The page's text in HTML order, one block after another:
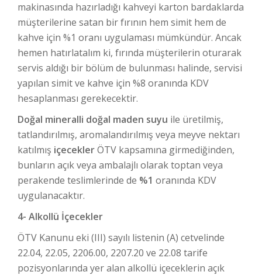
makinasında hazırladığı kahveyi karton bardaklarda
müşterilerine satan bir fırının hem simit hem de
kahve için %1 oranı uygulaması mümkündür. Ancak
hemen hatırlatalım ki, fırında müşterilerin oturarak
servis aldığı bir bölüm de bulunması halinde, servisi
yapılan simit ve kahve için %8 oranında KDV
hesaplanması gerekecektir.
Doğal mineralli doğal maden suyu ile üretilmiş,
tatlandırılmış, aromalandırılmış veya meyve nektarı
katılmış içeceklerÖTV kapsamına girmediğinden,
bunların açık veya ambalajlı olarak toptan veya
perakende teslimlerinde de %1 oranında KDV
uygulanacaktır.
4- Alkollü İçecekler
ÖTV Kanunu eki (III) sayılı listenin (A) cetvelinde
22.04, 22.05, 2206.00, 2207.20 ve 22.08 tarife
pozisyonlarında yer alan alkollü içeceklerin açık